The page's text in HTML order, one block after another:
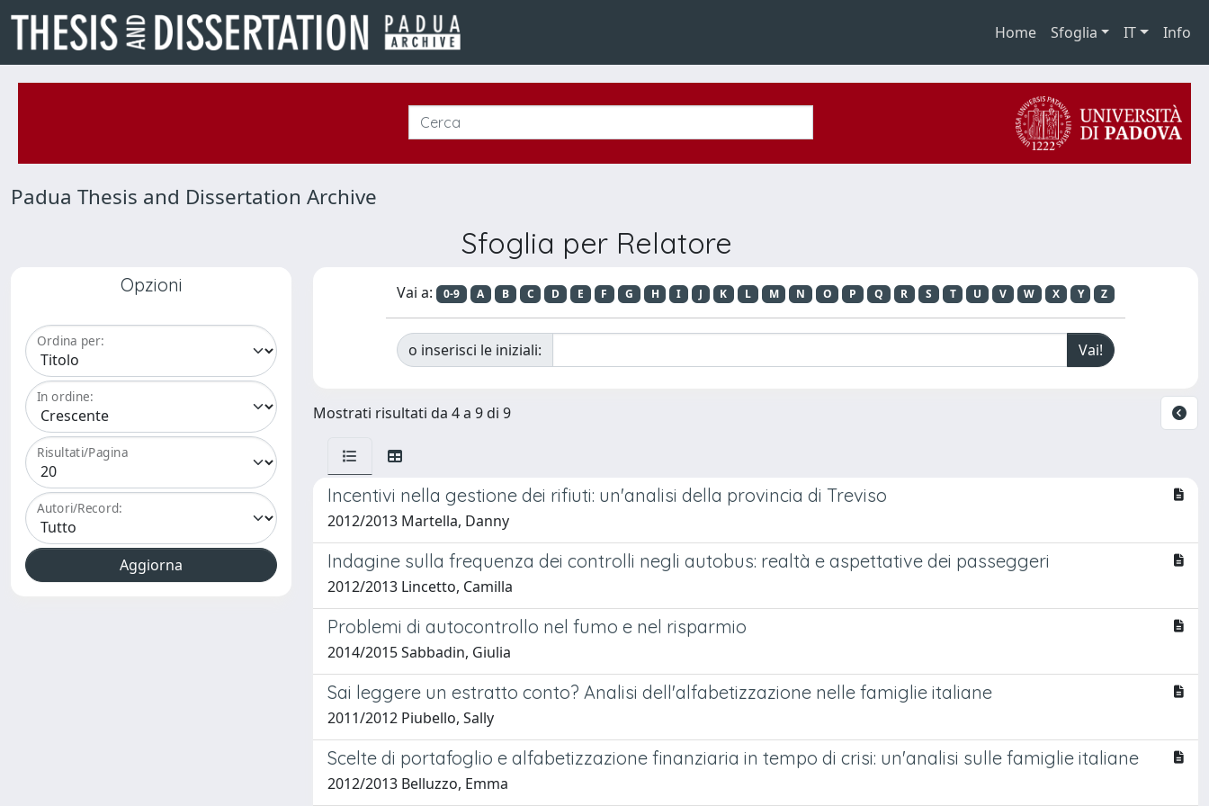
Home Sfoglia IT Info
Padua Thesis and Dissertation Archive
Sfoglia per Relatore
Opzioni
Ordina per:
In ordine:
Risultati/Pagina
Autori/Record:
Vai a: 0-9 A B C D E F G H I J K L M N O P Q R S T U V W X Y Z
o inserisci le iniziali:
Mostrati risultati da 4 a 9 di 9
Incentivi nella gestione dei rifiuti: un'analisi della provincia di Treviso
2012/2013 Martella, Danny
Indagine sulla frequenza dei controlli negli autobus: realtà e aspettative dei passeggeri
2012/2013 Lincetto, Camilla
Problemi di autocontrollo nel fumo e nel risparmio
2014/2015 Sabbadin, Giulia
Sai leggere un estratto conto? Analisi dell'alfabetizzazione nelle famiglie italiane
2011/2012 Piubello, Sally
Scelte di portafoglio e alfabetizzazione finanziaria in tempo di crisi: un'analisi sulle famiglie italiane
2012/2013 Belluzzo, Emma